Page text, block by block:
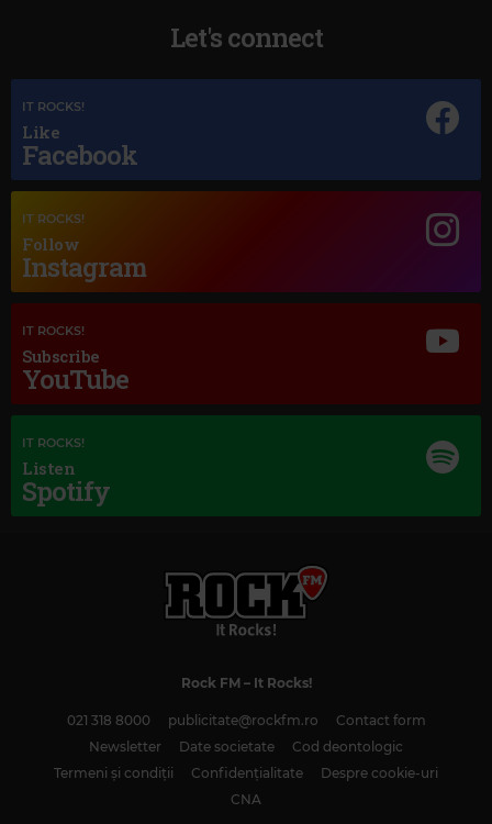
NORAH JONES SUNRISE
AIDA: TRIUMPHAL MARCH
Let's connect
IT ROCKS!
Like
Facebook
IT ROCKS!
Follow
Instagram
IT ROCKS!
Subscribe
YouTube
IT ROCKS!
Listen
Spotify
Rock FM– It Rocks!
021 318 8000 publicitate@rockfm.ro
Contact form
Newsletter
Date societate
Cod deontologic
Termeni și condiții
Confidențialitate
Despre cookie-uri
CNA